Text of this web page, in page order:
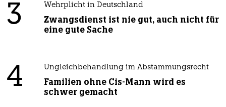
3 Wehrplicht in Deutschland
Zwangsdienst ist nie gut, auch nicht für
eine gute Sache
4 Ungleichbehandlung im Abstammungsrecht
Familien ohne Cis-Mann wird es
schwer gemacht